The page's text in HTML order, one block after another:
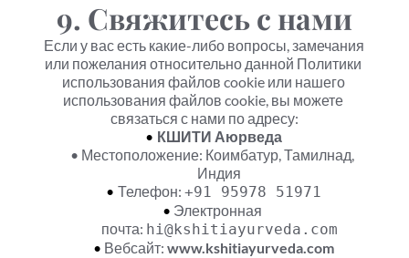
9. Свяжитесь с нами
Если у вас есть какие-либо вопросы, замечания
или пожелания относительно данной Политики
использования файлов cookie или нашего
использования файлов cookie, вы можете
связаться с нами по адресу:
КШИТИ Аюрведа
Местоположение: Коимбатур, Тамилнад,
Индия
Телефон: +91 95978 51971
Электронная
почта: hi@kshitiayurveda.com
Вебсайт: www.kshitiayurveda.com